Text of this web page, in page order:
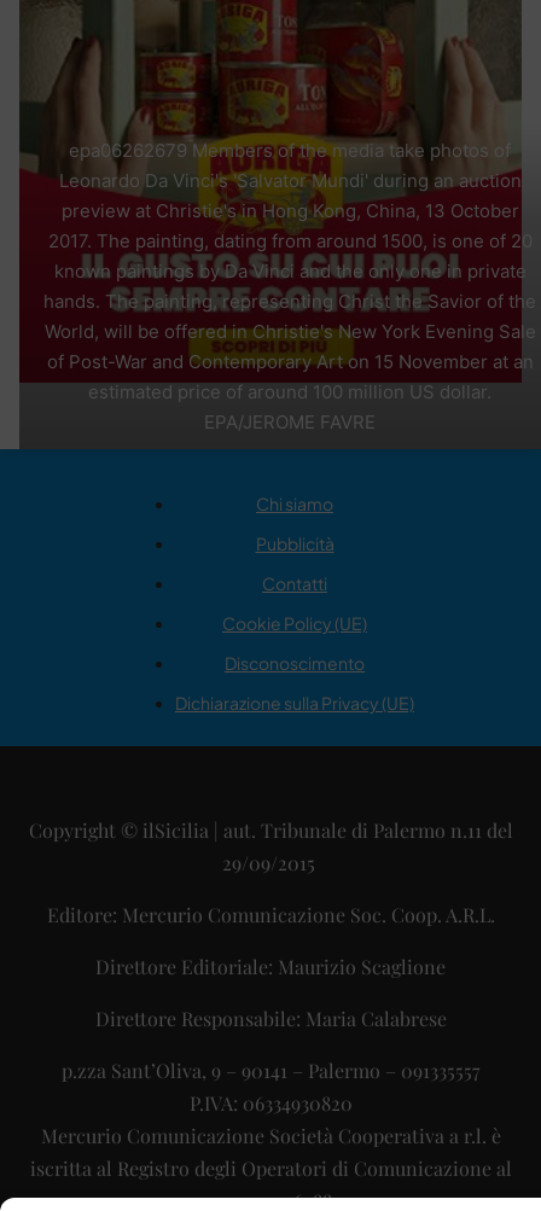
epa06262679 Members of the media take photos of
Leonardo Da Vinci's 'Salvator Mundi' during an auction
preview at Christie's in Hong Kong, China, 13 October
2017. The painting, dating from around 1500, is one of 20
known paintings by Da Vinci and the only one in private
hands. The painting, representing Christ the Savior of the
World, will be offered in Christie's New York Evening Sale
of Post-War and Contemporary Art on 15 November at an
estimated price of around 100 million US dollar.
EPA/JEROME FAVRE
Chi siamo
Pubblicità
Contatti
Cookie Policy (UE)
Disconoscimento
Dichiarazione sulla Privacy (UE)
Copyright © ilSicilia | aut. Tribunale di Palermo n.11 del
29/09/2015
Editore: Mercurio Comunicazione Soc. Coop. A.R.L.
Direttore Editoriale: Maurizio Scaglione
Direttore Responsabile: Maria Calabrese
p.zza Sant’Oliva, 9 – 90141 – Palermo – 091335557
P.IVA: 06334930820
Mercurio Comunicazione Società Cooperativa a r.l. è
iscritta al Registro degli Operatori di Comunicazione al
numero 26988